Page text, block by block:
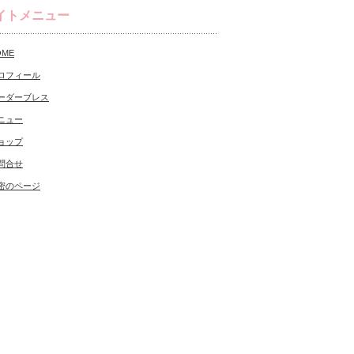
トメニュー
フィール
ダーブレス
ュー
ップ
合せ
のページ